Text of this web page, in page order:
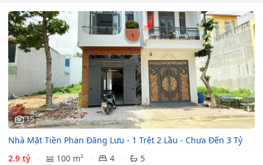
15
Nhà Mặt Tiền Phan Đăng Lưu - 1 Trệt 2 Lầu - Chưa Đến 3 Tỷ
2.9 tỷ
100 m² 4
5